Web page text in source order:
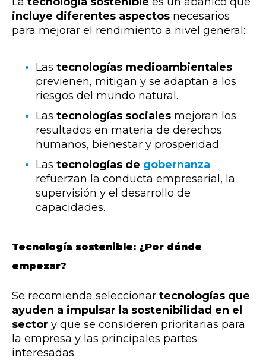
incluye diferentes aspectos necesarios
para mejorar el rendimiento a nivel general :
Las tecnologías medioambientales
previenen, mitigan y se adaptan a los
riesgos del mundo natural.
Las tecnologías sociales mejoran los
resultados en materia de derechos
humanos, bienestar y prosperidad.
Las tecnologías de gobernanza
refuerzan la conducta empresarial, la
supervisión y el desarrollo de
capacidades.
Tecnología sostenible: ¿Por dónde
empezar?
Se recomienda seleccionar tecnologías que
ayuden a impulsar la sostenibilidad en el
sector y que se consideren prioritarias para
la empresa y las principales partes
interesadas.